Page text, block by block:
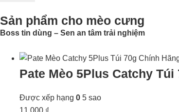
Sản phẩm cho mèo cưng
Boss tin dùng – Sen an tâm trải nghiệm
Pate Mèo 5Plus Catchy
Được xếp hạng 0 5 sao
11.000 ₫